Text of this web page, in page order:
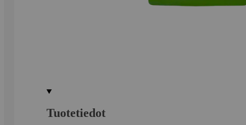
Tuotetiedot